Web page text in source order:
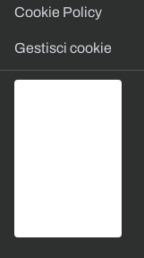
Cookie Policy
Gestisci cookie